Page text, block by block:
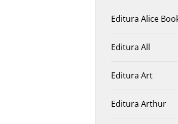
Editura Alice
Editura All
Editura Art
Editura Arthur